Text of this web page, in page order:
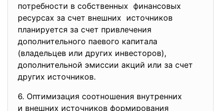
потребности в собственных финансовых
ресурсах за счет внешних источников
планируется за счет привлечения
дополнительного паевого капитала
(владельцев или других инвесторов),
дополнительной эмиссии акций или за счет
других источников.
6. Оптимизация соотношения внутренних
и внешних источников формирования